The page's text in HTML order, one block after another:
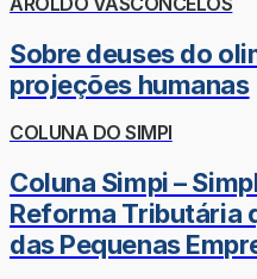
Sobre deuses do
projeções humanas
COLUNA DO SIMPI
Coluna Simpi –
Reforma Tributária
das Pequenas